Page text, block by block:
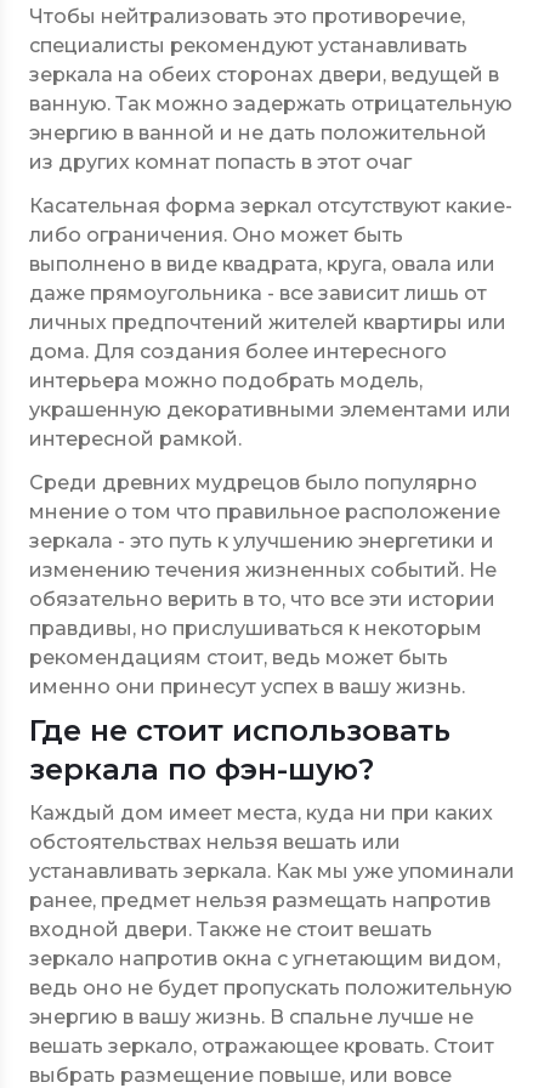
Чтобы нейтрализовать это противоречие,
специалисты рекомендуют устанавливать
зеркала на обеих сторонах двери, ведущей в
ванную. Так можно задержать отрицательную
энергию в ванной и не дать положительной
из других комнат попасть в этот очаг
Касательная форма зеркал отсутствуют какие-
либо ограничения. Оно может быть
выполнено в виде квадрата, круга, овала или
даже прямоугольника - все зависит лишь от
личных предпочтений жителей квартиры или
дома. Для создания более интересного
интерьера можно подобрать модель,
украшенную декоративными элементами или
интересной рамкой.
Среди древних мудрецов было популярно
мнение о том что правильное расположение
зеркала - это путь к улучшению энергетики и
изменению течения жизненных событий. Не
обязательно верить в то, что все эти истории
правдивы, но прислушиваться к некоторым
рекомендациям стоит, ведь может быть
именно они принесут успех в вашу жизнь.
Где не стоит использовать
зеркала по фэн-шую?
Каждый дом имеет места, куда ни при каких
обстоятельствах нельзя вешать или
устанавливать зеркала. Как мы уже упоминали
ранее, предмет нельзя размещать напротив
входной двери. Также не стоит вешать
зеркало напротив окна с угнетающим видом,
ведь оно не будет пропускать положительную
энергию в вашу жизнь. В спальне лучше не
вешать зеркало, отражающее кровать. Стоит
выбрать размещение повыше, или вовсе